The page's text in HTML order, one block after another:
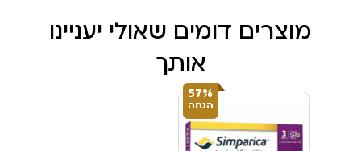
מוצרים דומים שאולי יעניינו
אותך
57%
הנחה